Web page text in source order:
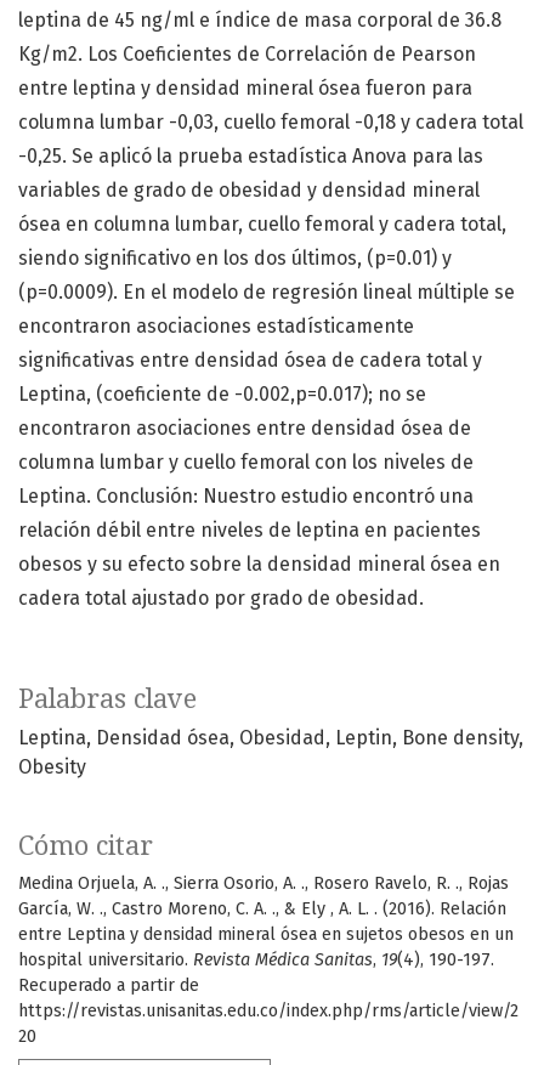
Palabras clave
Leptina Densidad ósea Obesidad Leptin
Bone density
Obesity
Cómo citar
Medina Orjuela, A. ., Sierra Osorio, A. ., Rosero Ravelo, R. ., Rojas
García, W. ., Castro Moreno, C. A. ., & Ely , A. L. . (2016). Relación
entre Leptina y densidad mineral ósea en sujetos obesos en un
hospital universitario. Revista Médica Sanitas, 19(4), 190-197.
Recuperado a partir de
https://revistas.unisanitas.edu.co/index.php/rms/article/view/2
20
leptina de 45 ng/ml e índice de masa corporal de 36.8
Kg/m2. Los Coeficientes de Correlación de Pearson
entre leptina y densidad mineral ósea fueron para
columna lumbar -0,03, cuello femoral -0,18 y cadera total
-0,25. Se aplicó la prueba estadística Anova para las
variables de grado de obesidad y densidad mineral
ósea en columna lumbar, cuello femoral y cadera total,
siendo significativo en los dos últimos, (p=0.01) y
(p=0.0009). En el modelo de regresión lineal múltiple se
encontraron asociaciones estadísticamente
significativas entre densidad ósea de cadera total y
Leptina, (coeficiente de -0.002,p=0.017); no se
encontraron asociaciones entre densidad ósea de
columna lumbar y cuello femoral con los niveles de
Leptina. Conclusión: Nuestro estudio encontró una
relación débil entre niveles de leptina en pacientes
obesos y su efecto sobre la densidad mineral ósea en
cadera total ajustado por grado de obesidad.